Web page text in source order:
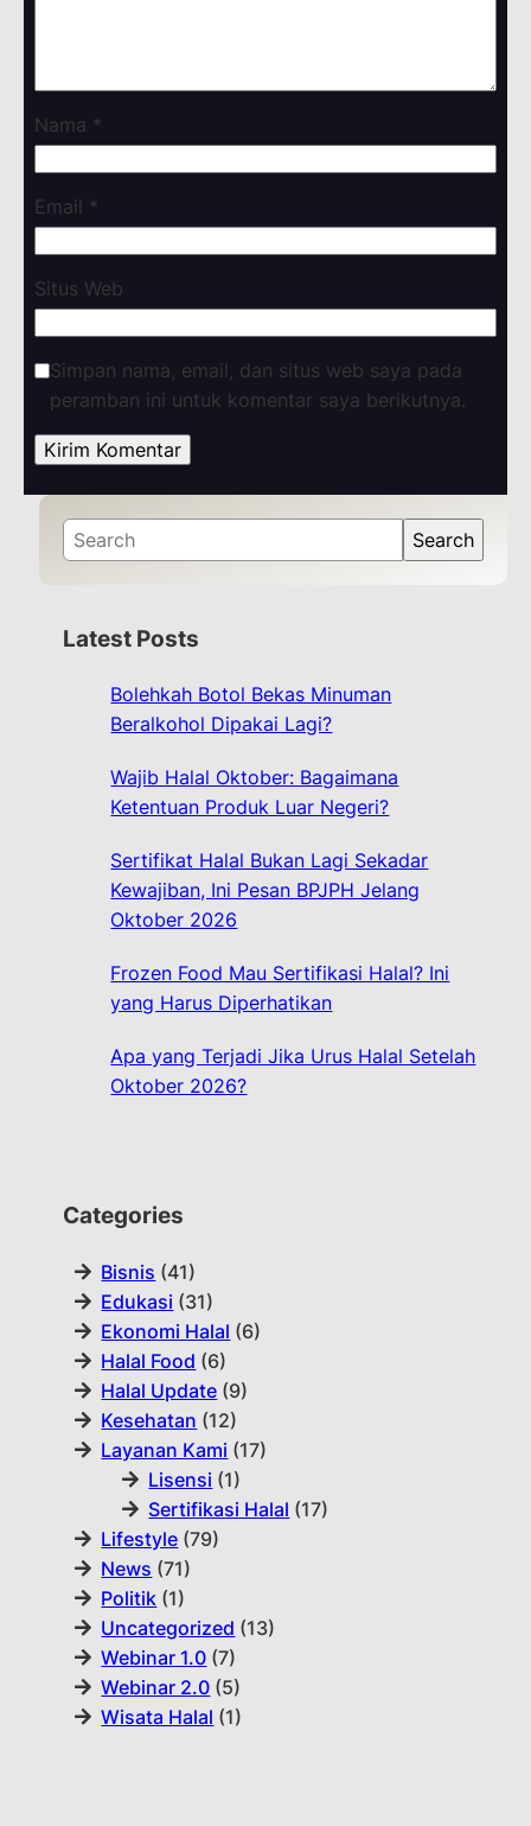
Nama *
Email *
Situs Web
Simpan nama, email, dan situs web saya pada
peramban ini untuk komentar saya berikutnya.
S
e
c
Search
Latest Posts
Bolehkah Botol Bekas Minuman
Beralkohol Dipakai Lagi?
Wajib Halal Oktober: Bagaimana
Ketentuan Produk Luar Negeri?
Sertifikat Halal Bukan Lagi Sekadar
Kewajiban, Ini Pesan BPJPH Jelang
Oktober 2026
Frozen Food Mau Sertifikasi Halal? Ini
yang Harus Diperhatikan
Apa yang Terjadi Jika Urus Halal Setelah
Oktober 2026?
Categories
Bisnis (41)
Edukasi (31)
Ekonomi Halal (6)
Halal Food (6)
Halal Update (9)
Kesehatan (12)
Layanan Kami (17)
Lisensi (1)
Sertifikasi Halal (17)
Lifestyle (79)
News (71)
Politik (1)
Uncategorized (13)
Webinar 1.0 (7)
Webinar 2.0 (5)
Wisata Halal (1)